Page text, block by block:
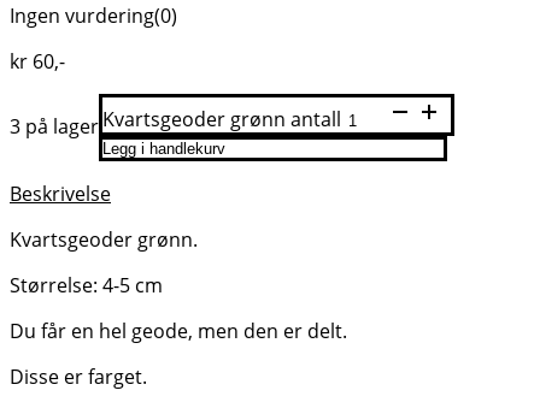
Ingen vurdering(0)
kr 60,-
3 på lagerKvartsgeoder grønn antall
Legg i handlekurv
Beskrivelse
Kvartsgeoder grønn.
Størrelse: 4-5 cm
Du får en hel geode, men den er delt.
Disse er farget.